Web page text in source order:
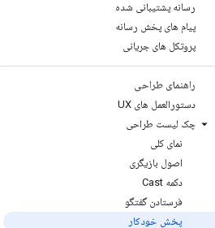
رسانه پشتیبانی شده
پیام های پخش رسانه
پروتکل های جریانی
راهنمای طراحی
دستورالعمل های UX
چک لیست طراحی
نمای کلی
اصول بازیگری
دکمه Cast
فرستادن گفتگو
پخش خودکار